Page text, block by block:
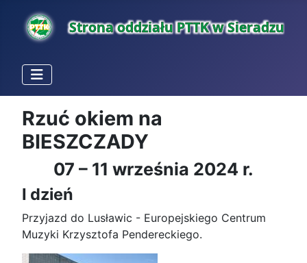
Rzuć okiem na
BIESZCZADY
07 – 11 września 2024 r.
I dzień
Przyjazd do Lusławic - Europejskiego Centrum
Muzyki Krzysztofa Pendereckiego.